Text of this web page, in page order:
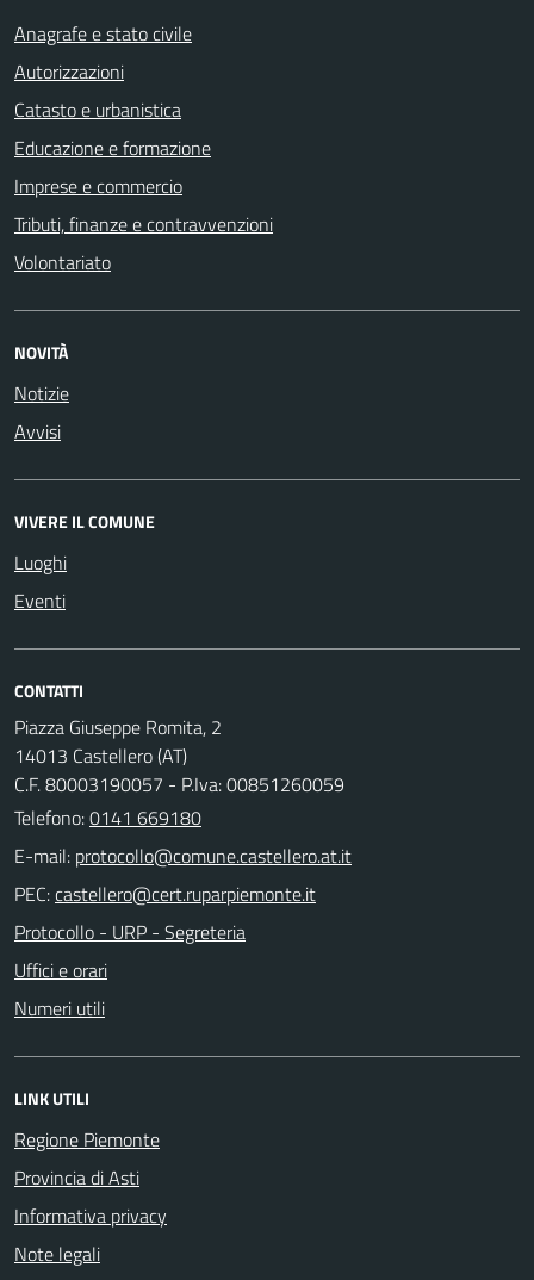
Anagrafe e stato civile
Autorizzazioni
Catasto e urbanistica
Educazione e formazione
Imprese e commercio
Tributi, finanze e contravvenzioni
Volontariato
NOVITÀ
Notizie
Avvisi
VIVERE IL COMUNE
Luoghi
Eventi
CONTATTI
Piazza Giuseppe Romita, 2
14013 Castellero (AT)
C.F. 80003190057 - P.Iva: 00851260059
Telefono:0141 669180
E-mail:
PEC:
Protocollo - URP - Segreteria
Uffici e orari
Numeri utili
LINK UTILI
Regione Piemonte
Provincia di Asti
Informativa privacy
Note legali